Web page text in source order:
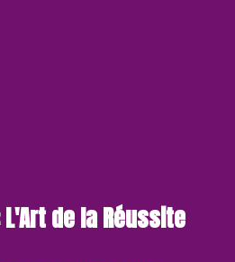
L'Art de la Réussite